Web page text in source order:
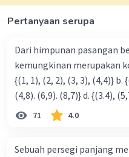
Pertanyaan serupa
Dari himpunan pasangan
kemungkinan merupakan ko- respondensi satu-
{(1, 1), (2, 2), (3, 3), (4,4)} b. {(1, 2), (2, 3), (3, 4). (4,5)} c. {(2,7).
(4,8). (6,9). (8,7)}
71 4.0
Sebuah persegi panjang